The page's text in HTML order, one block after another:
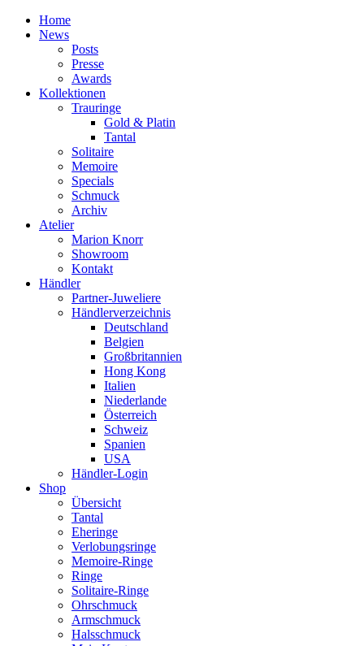
Home
News
Posts
Presse
Awards
Kollektionen
Trauringe
Gold & Platin
Tantal
Solitaire
Memoire
Specials
Schmuck
Archiv
Atelier
Marion Knorr
Showroom
Kontakt
Händler
Partner-Juweliere
Händlerverzeichnis
Deutschland
Belgien
Großbritannien
Hong Kong
Italien
Niederlande
Österreich
Schweiz
Spanien
USA
Händler-Login
Shop
Übersicht
Tantal
Eheringe
Verlobungsringe
Memoire-Ringe
Ringe
Solitaire-Ringe
Ohrschmuck
Armschmuck
Halsschmuck